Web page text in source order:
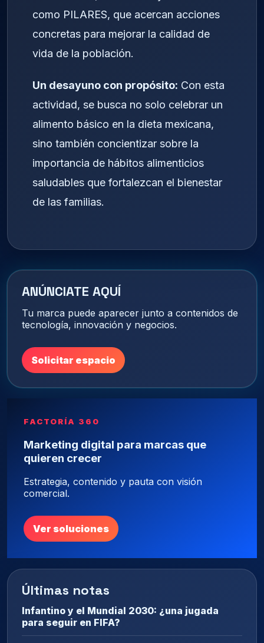
como PILARES, que acercan acciones
concretas para mejorar la calidad de
vida de la población.
Un desayuno con propósito: Con esta
actividad, se busca no solo celebrar un
alimento básico en la dieta mexicana,
sino también concientizar sobre la
importancia de hábitos alimenticios
saludables que fortalezcan el bienestar
de las familias.
ANÚNCIATE AQUÍ
Tu marca puede aparecer junto a contenidos de
tecnología, innovación y negocios.
Solicitar espacio
FACTORÍA 360
Marketing digital para marcas que
quieren crecer
Estrategia, contenido y pauta con visión
comercial.
Ver soluciones
Últimas notas
Infantino y el Mundial 2030: ¿una jugada
para seguir en FIFA?